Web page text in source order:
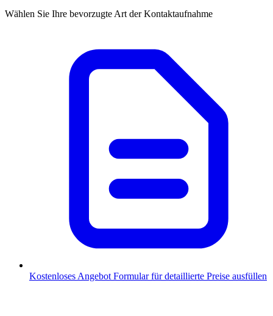
Wählen Sie Ihre bevorzugte Art der Kontaktaufnahme
Kostenloses Angebot Formular für detaillierte Preise ausfüllen